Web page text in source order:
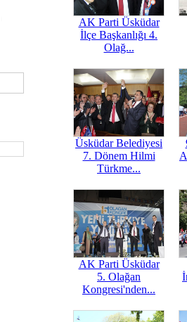
AK Parti Üsküdar
İlçe Başkanlığı 4.
Olağ...
Üsküdar Belediyesi
7. Dönem Hilmi
Türkme...
AK Parti Üsküdar
5. Olağan
Kongresi'nden...